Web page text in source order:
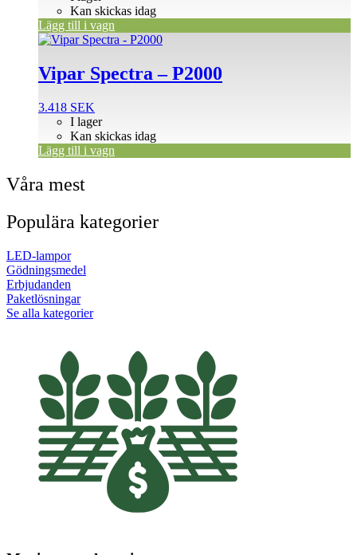
Kan skickas idag
Lägg till i vagn
Vipar Spectra – P2000
3.418 SEK
I lager
Kan skickas idag
Lägg till i vagn
Våra mest
Populära kategorier
LED-lampor
Gödningsmedel
Erbjudanden
Paketlösningar
Se alla kategorier